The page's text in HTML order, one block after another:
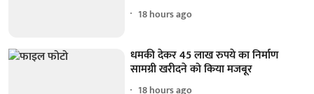
18 hours ago
धमकी देकर 45 लाख रुपये का निर्माण
सामग्री खरीदने को किया मजबूर
18 hours ago